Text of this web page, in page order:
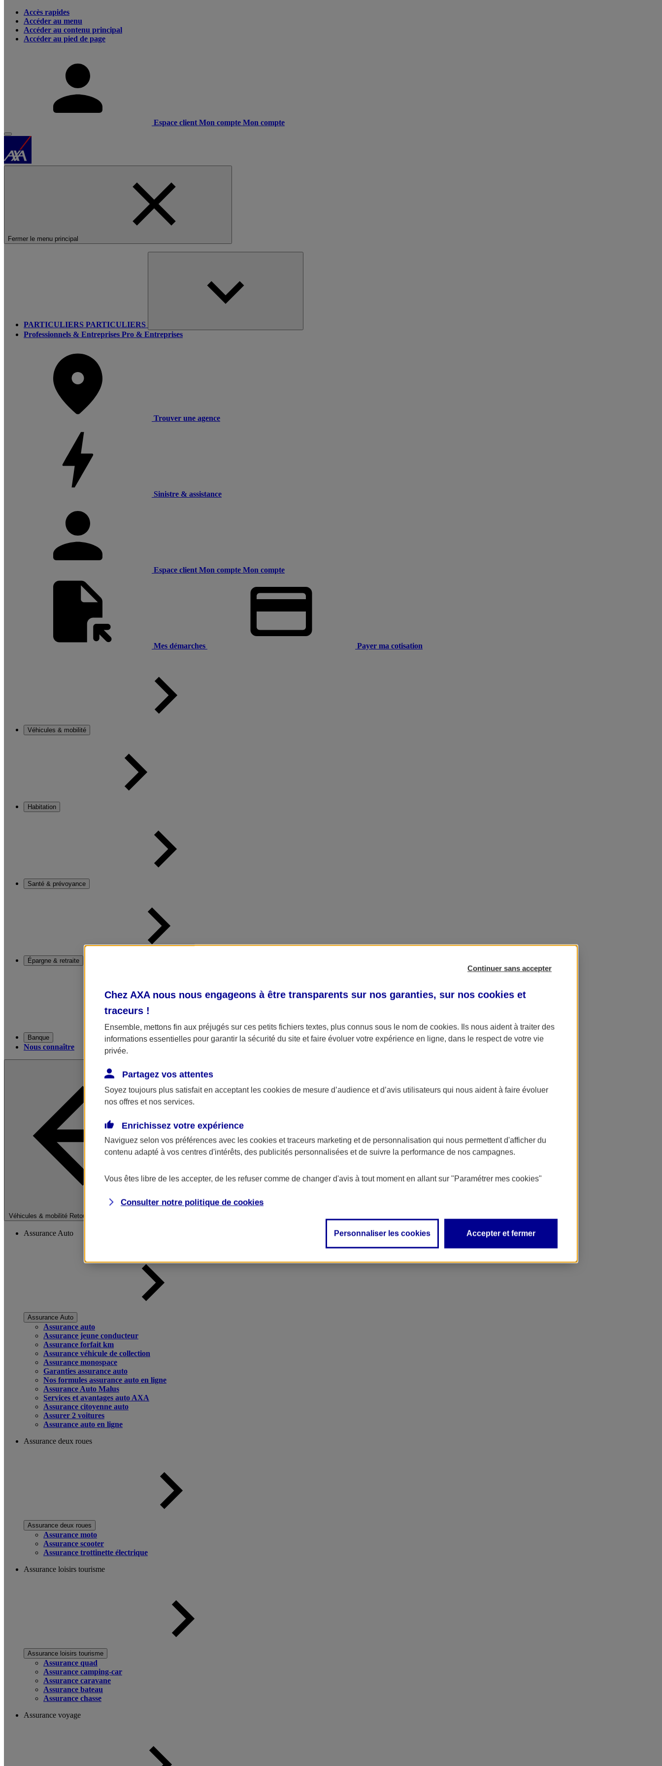
Accès rapides
Accéder au menu
Accéder au contenu principal
Accéder au pied de page
Espace client Mon compte Mon compte
Fermer le menu principal
PARTICULIERS PARTICULIERS
Professionnels & Entreprises Pro & Entreprises
Trouver une agence
Sinistre & assistance
Espace client Mon compte Mon compte
Mes démarches Payer ma cotisation
Véhicules & mobilité
Habitation
Santé & prévoyance
Épargne & retraite
Banque
Nous connaître
Véhicules & mobilité Retour à la section précédente
Fermer le menu principal
Assurance Auto
Assurance Auto
Assurance auto
Assurance jeune conducteur
Assurance forfait km
Assurance véhicule de collection
Assurance monospace
Garanties assurance auto
Nos formules assurance auto en ligne
Assurance Auto Malus
Services et avantages auto AXA
Assurance citoyenne auto
Assurer 2 voitures
Assurance auto en ligne
Assurance deux roues
Assurance deux roues
Assurance moto
Assurance scooter
Assurance trottinette électrique
Assurance loisirs tourisme
Assurance loisirs tourisme
Assurance quad
Assurance camping-car
Assurance caravane
Assurance bateau
Assurance chasse
Assurance voyage
Continuer sans accepter
Chez AXA nous nous engageons à être transparents sur nos garanties, sur nos cookies et
traceurs !
Ensemble, mettons fin aux préjugés sur ces petits fichiers textes, plus connus sous le nom de cookies. Ils nous aident à traiter des
informations essentielles pour garantir la sécurité du site et faire évoluer votre expérience en ligne, dans le respect de votre vie
privée.
Partagez vos attentes
Soyez toujours plus satisfait en acceptant les cookies de mesure d’audience et d’avis utilisateurs qui nous aident à faire évoluer
nos offres et nos services.
Enrichissez votre expérience
Naviguez selon vos préférences avec les cookies et traceurs marketing et de personnalisation qui nous permettent d'afficher du
contenu adapté à vos centres d'intérêts, des publicités personnalisées et de suivre la performance de nos campagnes.
Vous êtes libre de les accepter, de les refuser comme de changer d'avis à tout moment en allant sur "Paramétrer mes cookies"
Consulter notre politique de cookies
Personnaliser les cookies Accepter et fermer